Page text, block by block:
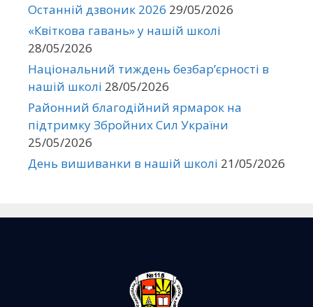
Останній дзвоник 2026 29/05/2026
«Квіткова гавань» у нашій школі
28/05/2026
Національний тиждень безбар’єрності в
нашій школі 28/05/2026
Районний благодійний ярмарок на
підтримку Збройних Сил України
25/05/2026
День вишиванки в нашій школі 21/05/2026